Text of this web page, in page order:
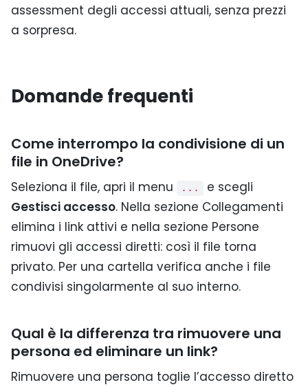
assessment degli accessi attuali, senza prezzi
a sorpresa.
Domande frequenti
Come interrompo la condivisione di un
file in OneDrive?
Seleziona il file, apri il menu ...
e scegli
Gestisci accesso. Nella sezione Collegamenti
elimina i link attivi e nella sezione Persone
rimuovi gli accessi diretti: così il file torna
privato. Per una cartella verifica anche i file
condivisi singolarmente al suo interno.
Qual è la differenza tra rimuovere una
persona ed eliminare un link?
Rimuovere una persona toglie l’accesso diretto